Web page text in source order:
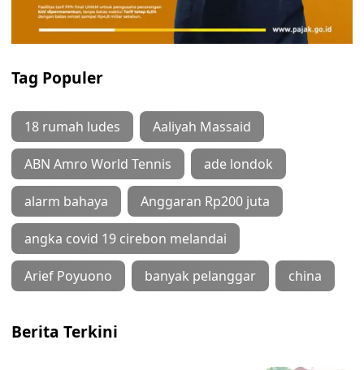
Tag Populer
18 rumah ludes Aaliyah Massaid
ABN Amro World Tennis ade londok
alarm bahaya Anggaran Rp200 juta
angka covid 19 cirebon melandai
Arief Poyuono banyak pelanggar china
Berita Terkini